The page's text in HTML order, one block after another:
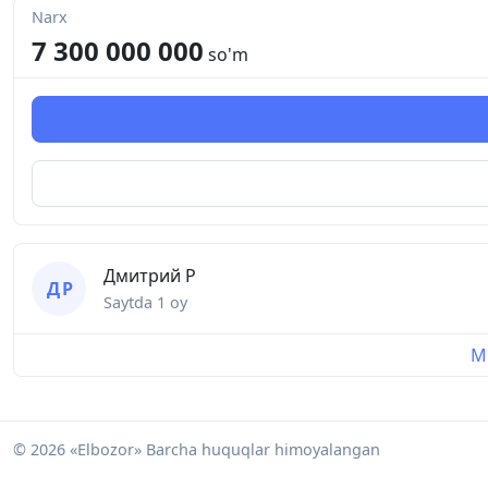
Narx
7 300 000 000 so'm
Д Р
Дмитрий Р
Saytda 1 oy
© 2026 «Elbozor» Barcha huquqlar himoyalangan